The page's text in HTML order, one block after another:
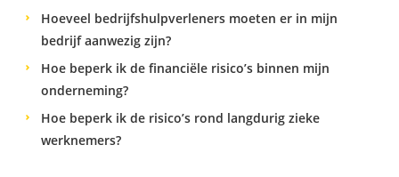
Hoeveel bedrijfshulpverleners moeten er in mijn
bedrijf aanwezig zijn?
Hoe beperk ik de financiële risico’s binnen mijn
onderneming?
Hoe beperk ik de risico’s rond langdurig zieke
werknemers?